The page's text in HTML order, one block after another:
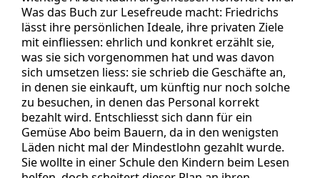
Was das Buch zur Lesefreude macht: Friedrichs
lässt ihre persönlichen Ideale, ihre privaten Ziele
mit einfliessen: ehrlich und konkret erzählt sie,
was sie sich vorgenommen hat und was davon
sich umsetzen liess: sie schrieb die Geschäfte an,
in denen sie einkauft, um künftig nur noch solche
zu besuchen, in denen das Personal korrekt
bezahlt wird. Entschliesst sich dann für ein
Gemüse Abo beim Bauern, da in den wenigsten
Läden nicht mal der Mindestlohn gezahlt wurde.
Sie wollte in einer Schule den Kindern beim Lesen